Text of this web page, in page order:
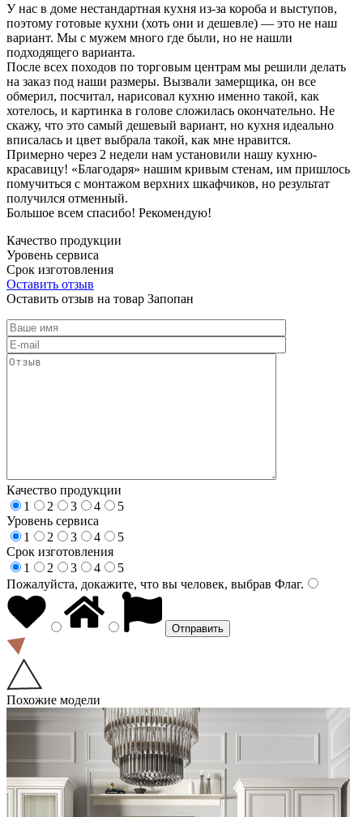
У нас в доме нестандартная кухня из-за короба и выступов,
поэтому готовые кухни (хоть они и дешевле) — это не наш
вариант. Мы с мужем много где были, но не нашли
подходящего варианта.
После всех походов по торговым центрам мы решили делать
на заказ под наши размеры. Вызвали замерщика, он все
обмерил, посчитал, нарисовал кухню именно такой, как
хотелось, и картинка в голове сложилась окончательно. Не
скажу, что это самый дешевый вариант, но кухня идеально
вписалась и цвет выбрала такой, как мне нравится.
Примерно через 2 недели нам установили нашу кухню-
красавицу! «Благодаря» нашим кривым стенам, им пришлось
помучиться с монтажом верхних шкафчиков, но результат
получился отменный.
Большое всем спасибо! Рекомендую!
Качество продукции
Уровень сервиса
Срок изготовления
Оставить отзыв
Оставить отзыв на товар Запопан
Качество продукции
1
2 3 4
5
Уровень сервиса
1
2 3 4
5
Срок изготовления
1
2 3 4
5
Пожалуйста, докажите, что вы человек, выбрав Флаг.
Похожие модели